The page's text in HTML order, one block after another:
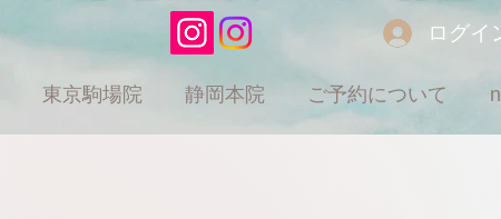
東京駒場院 静岡本院 ご予約について
ログイ